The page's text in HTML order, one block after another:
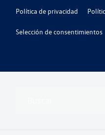
Política de privacidad
Selección de consentimientos